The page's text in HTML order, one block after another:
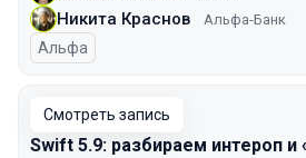
Никита Краснов Альфа-Банк
Альфа
Смотреть запись
Swift 5.9: разбираем интероп